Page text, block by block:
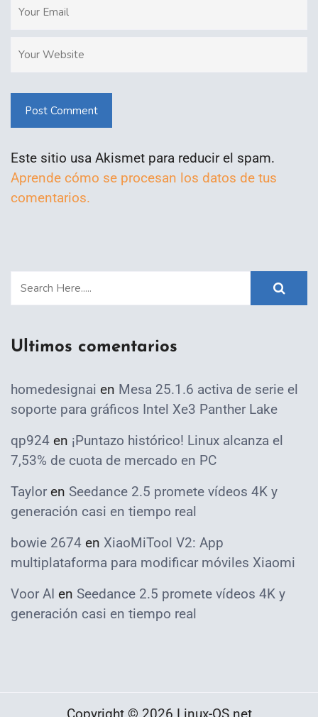
Post Comment
Este sitio usa Akismet para reducir el spam.
Aprende cómo se procesan los datos de tus
comentarios.
Ultimos comentarios
homedesignai en Mesa 25.1.6 activa de serie el
soporte para gráficos Intel Xe3 Panther Lake
qp924 en ¡Puntazo histórico! Linux alcanza el
7,53% de cuota de mercado en PC
Taylor en Seedance 2.5 promete vídeos 4K y
generación casi en tiempo real
bowie 2674 en XiaoMiTool V2: App
multiplataforma para modificar móviles Xiaomi
Voor AI en Seedance 2.5 promete vídeos 4K y
generación casi en tiempo real